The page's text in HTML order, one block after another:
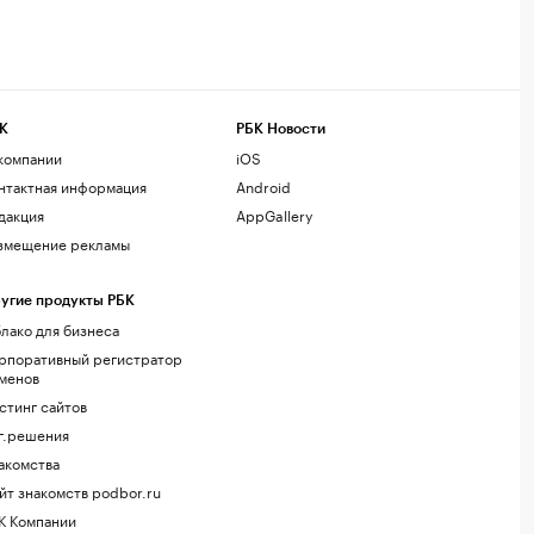
информация
рекламы
продукты РБК
для бизнеса
регистратор
сайтов
знакомств podbor.ru
Компании
РБК Новости
iOS
Android
AppGallery